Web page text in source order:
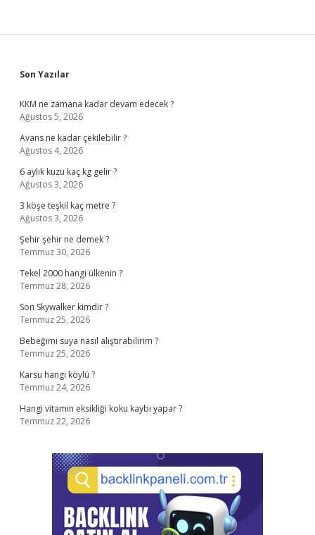
Sidebar
Son Yazılar
KKM ne zamana kadar devam edecek ?
Ağustos 5, 2026
Avans ne kadar çekilebilir ?
Ağustos 4, 2026
6 aylık kuzu kaç kg gelir ?
Ağustos 3, 2026
3 köşe teşkil kaç metre ?
Ağustos 3, 2026
Şehir şehir ne demek ?
Temmuz 30, 2026
Tekel 2000 hangi ülkenin ?
Temmuz 28, 2026
Son Skywalker kimdir ?
Temmuz 25, 2026
Bebeğimi suya nasıl alıştırabilirim ?
Temmuz 25, 2026
Karsu hangi köylü ?
Temmuz 24, 2026
Hangi vitamin eksikliği koku kaybı yapar ?
Temmuz 22, 2026